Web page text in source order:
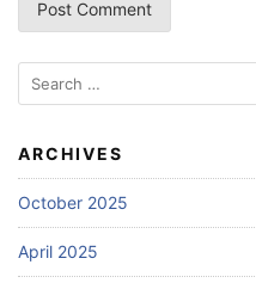
Search
for:
ARCHIVES
October 2025
April 2025